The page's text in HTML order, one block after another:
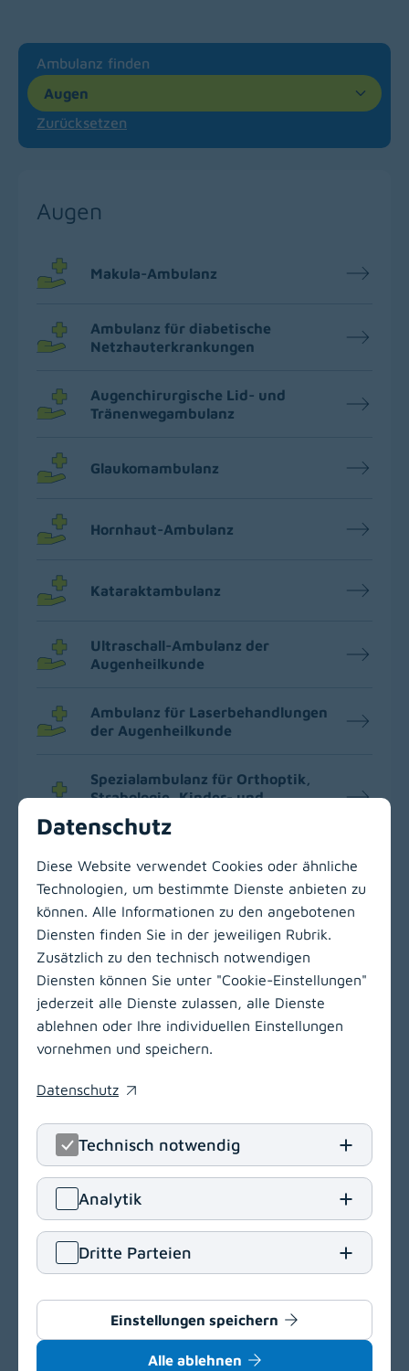
Ambulanz finden
Augen
Zurücksetzen
Augen
Makula-Ambulanz
Ambulanz für diabetische
Netzhauterkrankungen
Augenchirurgische Lid- und
Tränenwegambulanz
Glaukomambulanz
Hornhaut-Ambulanz
Kataraktambulanz
Ultraschall-Ambulanz der
Augenheilkunde
Ambulanz für Laserbehandlungen
der Augenheilkunde
Spezialambulanz für Orthoptik,
Strabologie, Kinder- und
Neuroophthalmologie
Zur Hauptnavigation
LinkedIn
(opens in
Klinikum Klagenfurt am Wörthersee
Feschnigstraße 11
9020 Klagenfurt am Wörthersee
+43 463 538-0
Eklinikum.klagenfurt[at]kabeg.at
Datenschutz
Diese Website verwendet Cookies oder ähnliche
Technologien, um bestimmte Dienste anbieten zu
können. Alle Informationen zu den angebotenen
Diensten finden Sie in der jeweiligen Rubrik.
Zusätzlich zu den technisch notwendigen
Diensten können Sie unter "Cookie-Einstellungen"
jederzeit alle Dienste zulassen, alle Dienste
ablehnen oder Ihre individuellen Einstellungen
vornehmen und speichern.
Datenschutz
(opens in a new window)
Technisch notwendig
Analytik
Dritte Parteien
Einstellungen speichern
Alle ablehnen